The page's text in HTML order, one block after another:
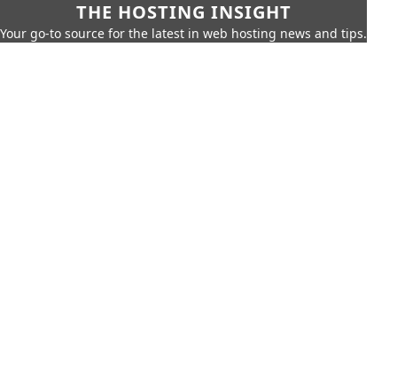
THE HOSTING INSIGHT
Your go-to source for the latest in web hosting news and tips.